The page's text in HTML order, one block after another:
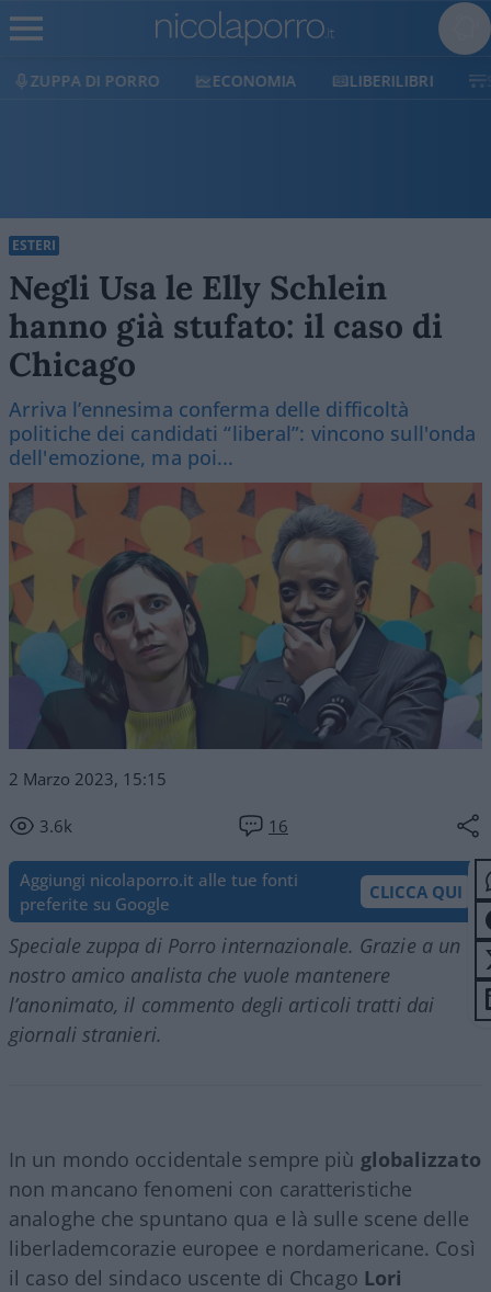
ECONOMIA LIBERILIBRI SHOP SOSTIENICI
ESTERI
Negli Usa le Elly Schlein
hanno già stufato: il caso di
Chicago
Arriva l’ennesima conferma delle difficoltà
politiche dei candidati “liberal”: vincono sull'onda
dell'emozione, ma poi...
2 Marzo 2023, 15:15
3.6k 16
Aggiungi nicolaporro.it alle tue fonti
preferite su Google
CLICCA QUI
Speciale zuppa di Porro internazionale. Grazie a un
nostro amico analista che vuole mantenere
l’anonimato, il commento degli articoli tratti dai
giornali stranieri.
In un mondo occidentale sempre più globalizzato
non mancano fenomeni con caratteristiche
analoghe che spuntano qua e là sulle scene delle
liberlademcorazie europee e nordamericane. Così
il caso del sindaco uscente di Chcago Lori